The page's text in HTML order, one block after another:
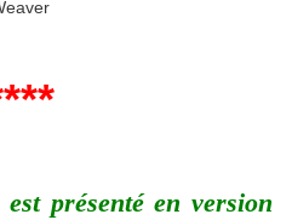
présenté en version